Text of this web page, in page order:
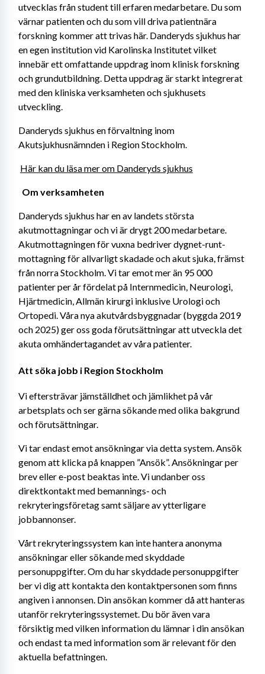
utvecklas från student till erfaren medarbetare. Du som
värnar patienten och du som vill driva patientnära
forskning kommer att trivas här. Danderyds sjukhus har
en egen institution vid Karolinska Institutet vilket
innebär ett omfattande uppdrag inom klinisk forskning
och grundutbildning. Detta uppdrag är starkt integrerat
med den kliniska verksamheten och sjukhusets
utveckling.
Danderyds sjukhus en förvaltning inom
Akutsjukhusnämnden i Region Stockholm.
Här kan du läsa mer om Danderyds sjukhus
Om verksamheten
Danderyds sjukhus har en av landets största
akutmottagningar och vi är drygt 200 medarbetare.
Akutmottagningen för vuxna bedriver dygnet-runt-
mottagning för allvarligt skadade och akut sjuka, främst
från norra Stockholm. Vi tar emot mer än 95 000
patienter per år fördelat på Internmedicin, Neurologi,
Hjärtmedicin, Allmän kirurgi inklusive Urologi och
Ortopedi. Våra nya akutvårdsbyggnadar (byggda 2019
och 2025) ger oss goda förutsättningar att utveckla det
akuta omhändertagandet av våra patienter.
Att söka jobb i Region Stockholm
Vi eftersträvar jämställdhet och jämlikhet på vår
arbetsplats och ser gärna sökande med olika bakgrund
och förutsättningar.
Vi tar endast emot ansökningar via detta system. Ansök
genom att klicka på knappen ”Ansök”. Ansökningar per
brev eller e-post beaktas inte. Vi undanber oss
direktkontakt med bemannings- och
rekryteringsföretag samt säljare av ytterligare
jobbannonser.
Vårt rekryteringssystem kan inte hantera anonyma
ansökningar eller sökande med skyddade
personuppgifter. Om du har skyddade personuppgifter
ber vi dig att kontakta den kontaktpersonen som finns
angiven i annonsen. Din ansökan kommer då att hanteras
utanför rekryteringssystemet. Du bör även vara
försiktig med vilken information du lämnar i din ansökan
och endast ta med information som är relevant för den
aktuella befattningen.